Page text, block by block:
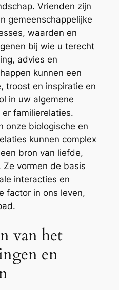
Vrienden zijn
gemeenschappelijke
waarden en
bij wie u terecht
advies en
kunnen een
troost en inspiratie en
in uw algemene
familierelaties.
onze biologische en
kunnen complex
bron van liefde,
vormen de basis
interacties en
factor in ons leven,
van het
en